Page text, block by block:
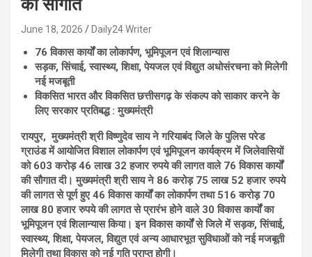
की सौगात
June 18, 2026 Daily24 Writer
76 विकास कार्यों का लोकार्पण, भूमिपूजन एवं शिलान्यास
सड़क, सिंचाई, स्वास्थ्य, शिक्षा, पेयजल एवं विद्युत अधोसंरचना को मिलेगी
नई मजबूती
विकसित भारत और विकसित छत्तीसगढ़ के संकल्प को साकार करने के
लिए सरकार प्रतिबद्ध : मुख्यमंत्री
रायपुर, मुख्यमंत्री श्री विष्णुदेव साय ने गरियाबंद जिले के पुलिस परेड
ग्राउंड में आयोजित विशाल लोकार्पण एवं भूमिपूजन कार्यक्रम में जिलेवासियों
को 603 करोड़ 46 लाख 32 हजार रुपये की लागत वाले 76 विकास कार्यों
की सौगात दी। मुख्यमंत्री श्री साय ने 86 करोड़ 75 लाख 52 हजार रुपये
की लागत से पूर्ण हुए 46 विकास कार्यों का लोकार्पण तथा 516 करोड़ 70
लाख 80 हजार रुपये की लागत से प्रारंभ होने वाले 30 विकास कार्यों का
भूमिपूजन एवं शिलान्यास किया। इन विकास कार्यों से जिले में सड़क, सिंचाई,
स्वास्थ्य, शिक्षा, पेयजल, विद्युत एवं अन्य आधारभूत सुविधाओं को नई मजबूती
मिलेगी तथा विकास को नई गति प्राप्त होगी।